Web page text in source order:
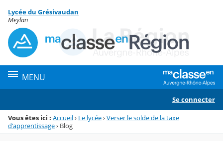
Menu de la rubrique
Contenu
Lycée du Grésivaudan
Meylan
MENU
Se connecter
Vous êtes ici : Accueil› Le lycée›Verser le solde de la taxe
d'apprentissage› Blog